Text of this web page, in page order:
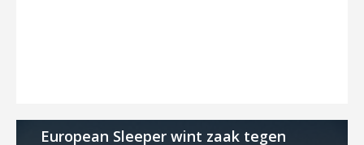
European Sleeper wint zaak tegen